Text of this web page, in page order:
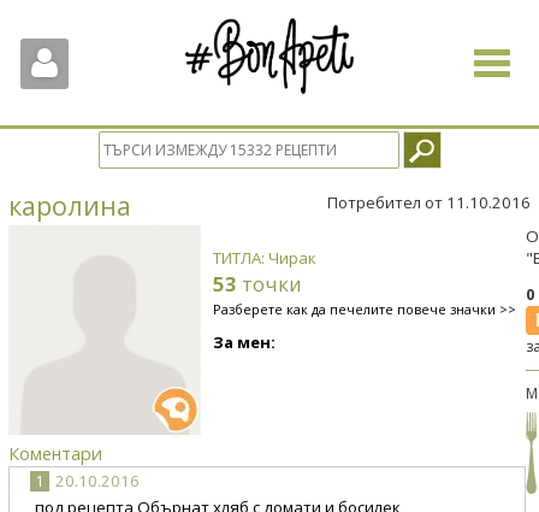
Toggle
каролина Потребител от 11.10.2016
ТИТЛА: Чирак
53 точки
Разберете как да печелите повече значки >>
За мен:
Коментари
1
20.10.2016
под рецепта Обърнат хляб с домати и босилек